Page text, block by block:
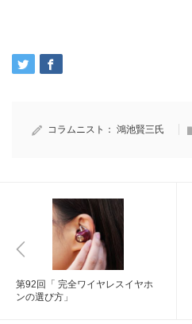
コラムニスト： 鴻池賢三氏
第92回「 完全ワイヤレスイヤホ
ンの選び方」